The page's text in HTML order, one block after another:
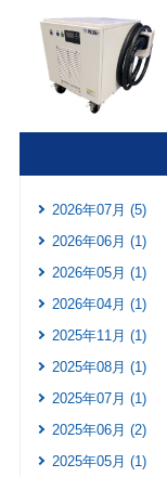
2026年07月 (5)
2026年06月 (1)
2026年05月 (1)
2026年04月 (1)
2025年11月 (1)
2025年08月 (1)
2025年07月 (1)
2025年06月 (2)
2025年05月 (1)